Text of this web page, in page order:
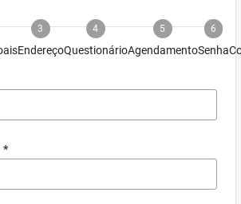
3
Endereço
4
Questionário
5
Agendamento
6
Senha
*